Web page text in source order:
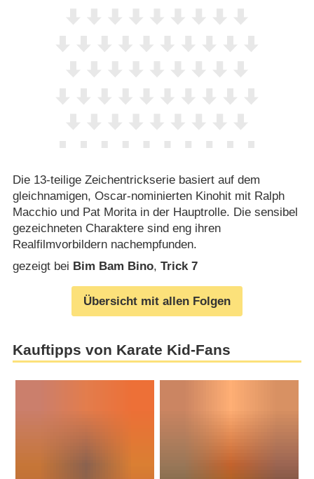
Die 13-teilige Zeichentrickserie basiert auf dem
gleichnamigen, Oscar-nominierten Kinohit mit Ralph
Macchio und Pat Morita in der Hauptrolle. Die sensibel
gezeichneten Charaktere sind eng ihren
Realfilmvorbildern nachempfunden.
gezeigt bei Bim Bam Bino, Trick 7
Übersicht mit allen Folgen
Kauftipps von Karate Kid-Fans